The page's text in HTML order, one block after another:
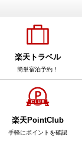
楽天トラベル
簡単宿泊予約！
楽天PointClub
手軽にポイントを確認